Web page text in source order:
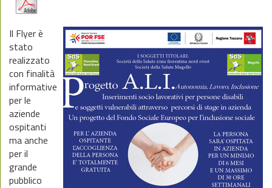
Il Flyer è
stato
realizzato
con finalità
informative
per le
aziende
ospitanti
ma anche
per il
grande
pubblico